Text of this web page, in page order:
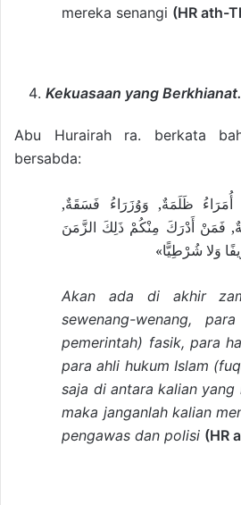
mereka senangi (HR ath-
Kekuasaan yang Berkhianat.
Abu Hurairah ra. berkata
bersabda:
ظَلَمَةٌ, وَوُزَرَاءُ فَسَقَةٌ,
فَمَنْ أَدْرَكَ مِنْكُمْ ذَلِكَ الزَّمَنَ
وَلا شُرْطِيًّا»
Akan ada di akhir
sewenang-wenang,
pemerintah) fasik, para
para ahli hukum Islam
saja di antara kalian
maka janganlah kalian
pengawas dan polisi (HR